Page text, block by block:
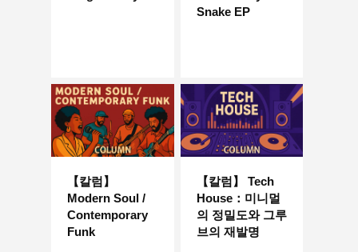
Snake EP
【칼럼】
Modern Soul /
Contemporary
Funk
【칼럼】 Tech
House：미니멀
의 정밀도와 그루
브의 재발명